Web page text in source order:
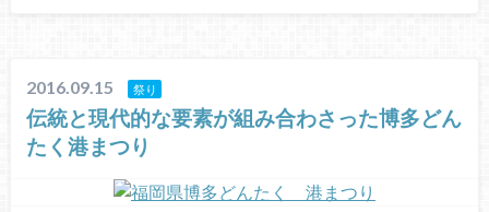
2016.09.15 祭り
伝統と現代的な要素が組み合わさった博多どん
たく港まつり